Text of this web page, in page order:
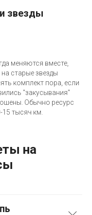
звезды
меняются вместе,
старые звезды
комплект пора, если
"закусывания"
Обычно ресурс
тысяч км.
на